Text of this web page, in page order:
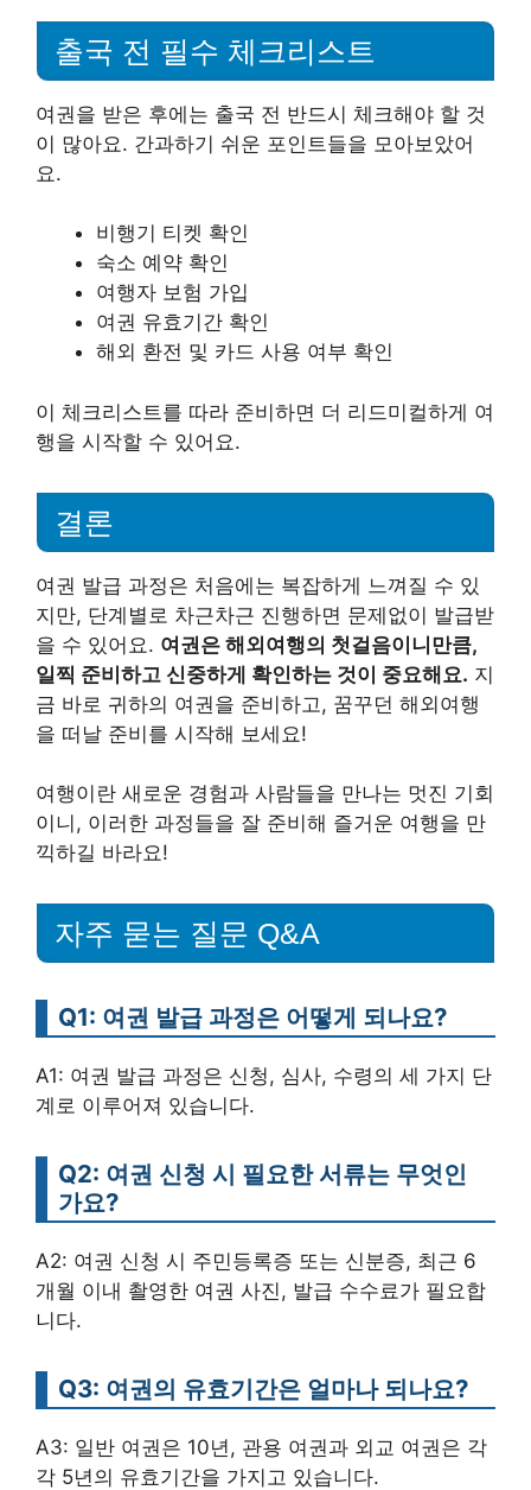
출국 전 필수 체크리스트
여권을 받은 후에는 출국 전 반드시 체크해야 할 것
이 많아요. 간과하기 쉬운 포인트들을 모아보았어
요.
비행기 티켓 확인
숙소 예약 확인
여행자 보험 가입
여권 유효기간 확인
해외 환전 및 카드 사용 여부 확인
이 체크리스트를 따라 준비하면 더 리드미컬하게 여
행을 시작할 수 있어요.
결론
여권 발급 과정은 처음에는 복잡하게 느껴질 수 있
지만, 단계별로 차근차근 진행하면 문제없이 발급받
을 수 있어요. 여권은 해외여행의 첫걸음이니만큼,
일찍 준비하고 신중하게 확인하는 것이 중요해요. 지
금 바로 귀하의 여권을 준비하고, 꿈꾸던 해외여행
을 떠날 준비를 시작해 보세요!
여행이란 새로운 경험과 사람들을 만나는 멋진 기회
이니, 이러한 과정들을 잘 준비해 즐거운 여행을 만
끽하길 바라요!
자주 묻는 질문 Q&A
Q1: 여권 발급 과정은 어떻게 되나요?
A1: 여권 발급 과정은 신청, 심사, 수령의 세 가지 단
계로 이루어져 있습니다.
Q2: 여권 신청 시 필요한 서류는 무엇인
가요?
A2: 여권 신청 시 주민등록증 또는 신분증, 최근 6
개월 이내 촬영한 여권 사진, 발급 수수료가 필요합
니다.
Q3: 여권의 유효기간은 얼마나 되나요?
A3: 일반 여권은 10년, 관용 여권과 외교 여권은 각
각 5년의 유효기간을 가지고 있습니다.